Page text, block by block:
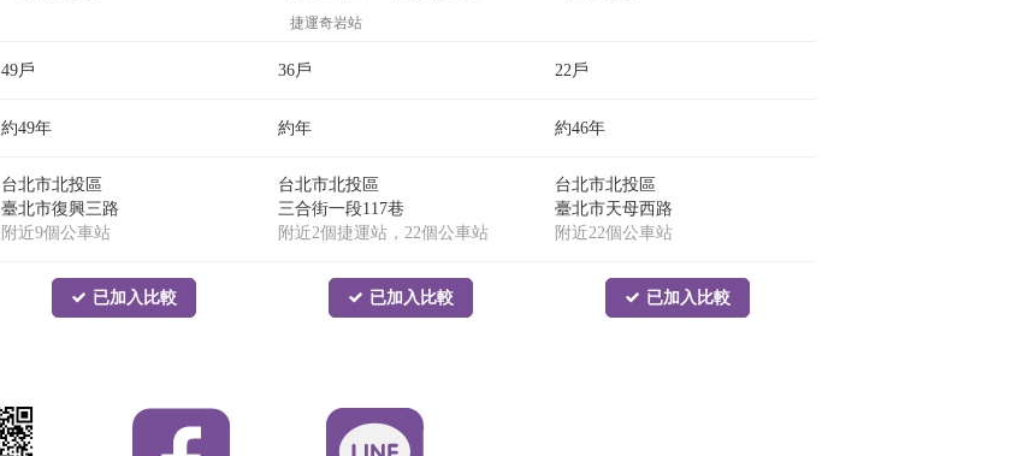
49戶
約49年
台北市北投區
臺北市復興三路
附近9個公車站
已加入比較
捷運奇岩站
36戶
約年
台北市北投區
三合街一段117巷
附近2個捷運站，22個公車站
已加入比較
22戶
約46年
台北市北投區
臺北市天母西路
附近22個公車站
已加入比較